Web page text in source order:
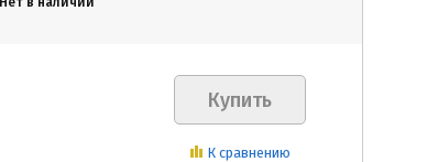
К сравнению